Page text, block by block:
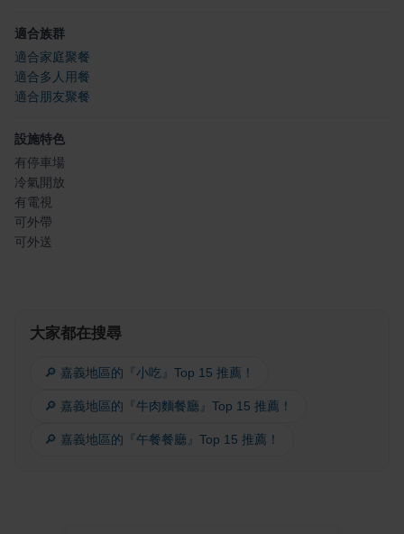
適合族群
適合家庭聚餐
適合多人用餐
適合朋友聚餐
設施特色
有停車場
冷氣開放
有電視
可外帶
可外送
大家都在搜尋
🔎 嘉義地區的『小吃』Top 15 推薦！
🔎 嘉義地區的『牛肉麵餐廳』Top 15 推薦！
🔎 嘉義地區的『午餐餐廳』Top 15 推薦！